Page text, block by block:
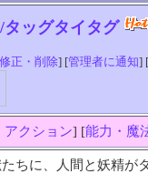
ッグタイタグ
修正・削除] [管理者に通知]
アクション] [能力・魔
たちに、人間と妖精